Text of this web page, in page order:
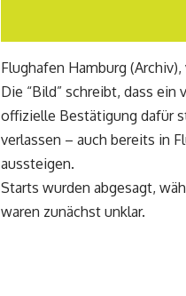
Flughafen Hamburg
Die “Bild” schreibt, dass
offizielle Bestätigung dafür
verlassen – auch bereits in
aussteigen.
Starts wurden abgesagt,
waren zunächst unklar.